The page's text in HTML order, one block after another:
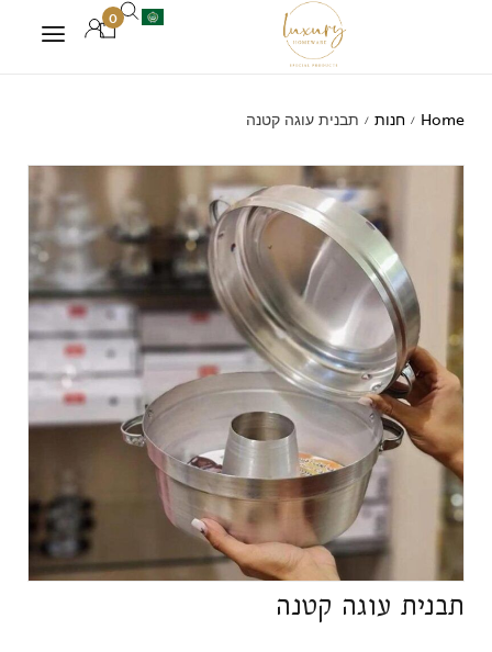
0
Home
/ חנות / תבנית עוגה קטנה
תבנית עוגה קטנה